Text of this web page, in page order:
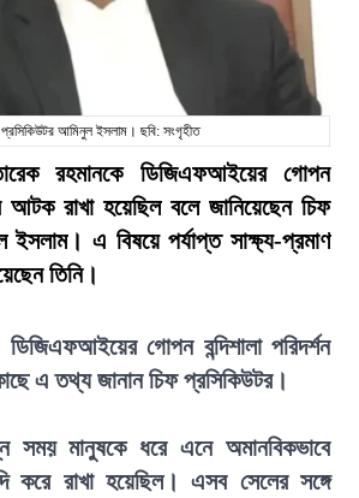
আমিনুল ইসলাম। ছবি: সংগৃহীত
রহমানকে ডিজিএফআইয়ের গোপন
আটক রাখা হয়েছিল বলে জানিয়েছেন চিফ
এ বিষয়ে পর্যাপ্ত সাক্ষ্য-প্রমাণ
তিনি।
গোপন বন্দিশালা পরিদর্শন
এ তথ্য জানান চিফ প্রসিকিউটর।
সময় মানুষকে ধরে এনে অমানবিকভাবে
করে রাখা হয়েছিল। এসব সেলের সঙ্গে